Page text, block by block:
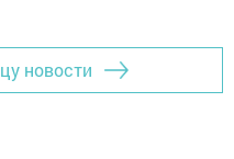
новости